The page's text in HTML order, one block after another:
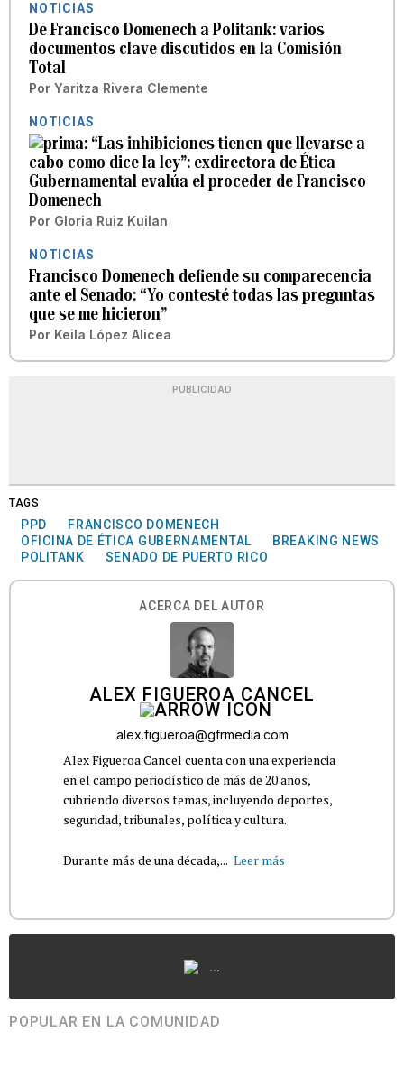
NOTICIAS
De Francisco Domenech a Politank: varios
documentos clave discutidos en la Comisión
Total
Por Yaritza Rivera Clemente
NOTICIAS
“Las inhibiciones tienen que llevarse a
cabo como dice la ley”: exdirectora de Ética
Gubernamental evalúa el proceder de Francisco
Domenech
Por Gloria Ruiz Kuilan
NOTICIAS
Francisco Domenech defiende su comparecencia
ante el Senado: “Yo contesté todas las preguntas
que se me hicieron”
Por Keila López Alicea
PUBLICIDAD
TAGS
PPD
FRANCISCO DOMENECH
OFICINA DE ÉTICA GUBERNAMENTAL
BREAKING NEWS
POLITANK
SENADO DE PUERTO RICO
ACERCA DEL AUTOR
ALEX FIGUEROA CANCEL
alex.figueroa@gfrmedia.com
Alex Figueroa Cancel cuenta con una experiencia
en el campo periodístico de más de 20 años,
cubriendo diversos temas, incluyendo deportes,
seguridad, tribunales, política y cultura.
Durante más de una década,... Leer más
...
POPULAR EN LA COMUNIDAD